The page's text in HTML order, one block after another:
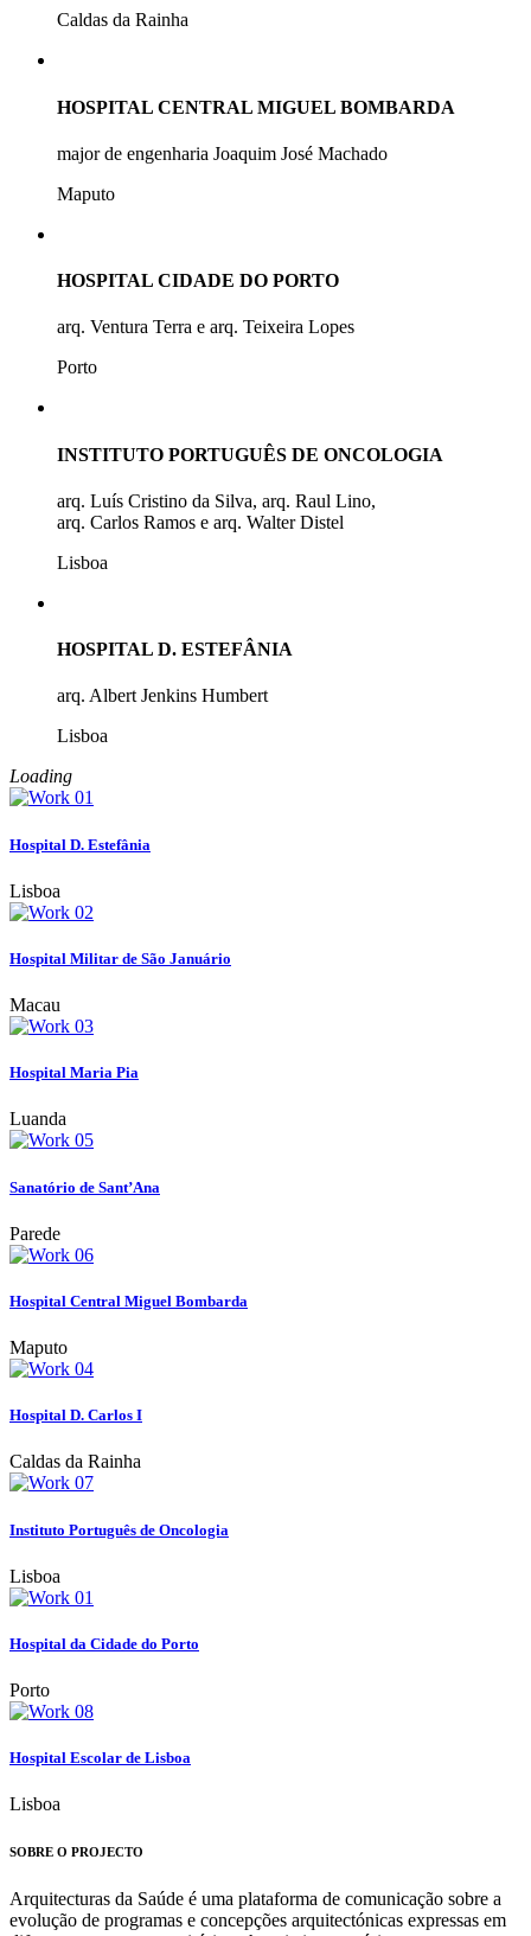
Caldas da Rainha
HOSPITAL CENTRAL MIGUEL BOMBARDA
major de engenharia Joaquim José Machado
Maputo
HOSPITAL CIDADE DO PORTO
arq. Ventura Terra e arq. Teixeira Lopes
Porto
INSTITUTO PORTUGUÊS DE ONCOLOGIA
arq. Luís Cristino da Silva, arq. Raul Lino,
arq. Carlos Ramos e arq. Walter Distel
Lisboa
HOSPITAL D. ESTEFÂNIA
arq. Albert Jenkins Humbert
Lisboa
Loading
Hospital D. Estefânia
Lisboa
Hospital Militar de São Januário
Macau
Hospital Maria Pia
Luanda
Sanatório de Sant’Ana
Parede
Hospital Central Miguel Bombarda
Maputo
Hospital D. Carlos I
Caldas da Rainha
Instituto Português de Oncologia
Lisboa
Hospital da Cidade do Porto
Porto
Hospital Escolar de Lisboa
Lisboa
SOBRE O PROJECTO
Arquitecturas da Saúde é uma plataforma de comunicação sobre a
evolução de programas e concepções arquitectónicas expressas em